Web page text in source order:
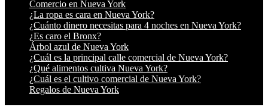
Comercio en Nueva York
¿La ropa es cara en Nueva York?
¿Cuánto dinero necesitas para 4 noches en Nueva York?
¿Es caro el Bronx?
Árbol azul de Nueva York
¿Cuál es la principal calle comercial de Nueva York?
¿Qué alimentos cultiva Nueva York?
¿Cuál es el cultivo comercial de Nueva York?
Regalos de Nueva York